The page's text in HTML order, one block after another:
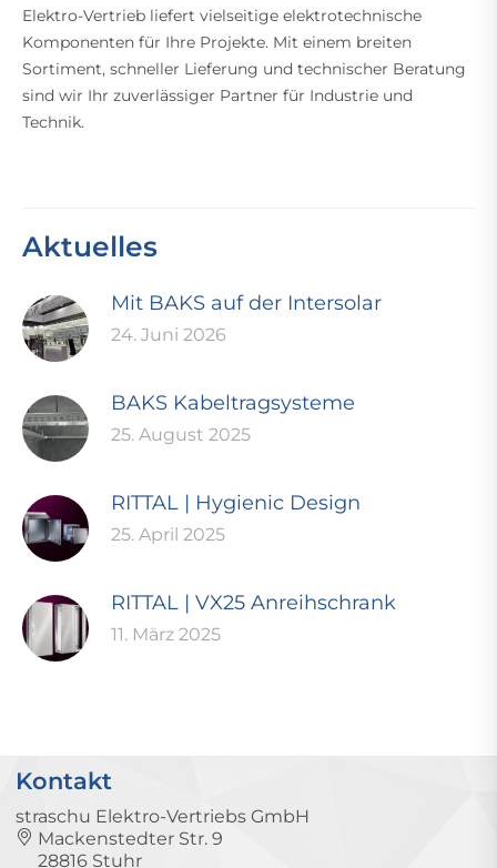
Elektro-Vertrieb liefert vielseitige elektrotechnische
Komponenten für Ihre Projekte. Mit einem breiten
Sortiment, schneller Lieferung und technischer Beratung
sind wir Ihr zuverlässiger Partner für Industrie und
Technik.
Aktuelles
Mit BAKS auf der Intersolar
24. Juni 2026
BAKS Kabeltragsysteme
25. August 2025
RITTAL | Hygienic Design
25. April 2025
RITTAL | VX25 Anreihschrank
11. März 2025
Kontakt
straschu Elektro-Vertriebs GmbH
Mackenstedter Str. 9
28816 Stuhr